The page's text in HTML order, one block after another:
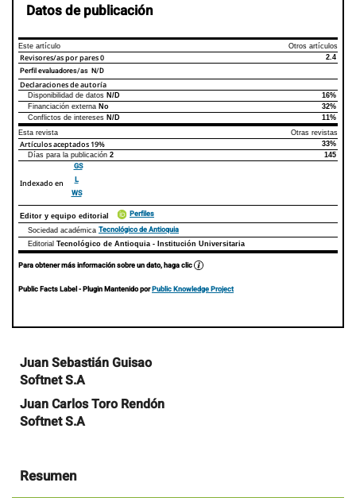
Datos de publicación
Este artículo Otros artículos
Revisores/as por pares0 2.4
Perfil evaluadores/as N/D
Declaraciones de autoría
Declaraciones de autoríaEste artículo
Disponibilidad de datos N/D
16%
Financiación externa No
32%
Conflictos de intereses N/D
11%
Esta revista
Otras revistas
Artículos aceptados 19%
33%
Días para la publicación 2 145
Indexado en
GS
L
WS
Editor y equipo editorial Perfiles
Sociedad académica Tecnológico de Antioquia
Editorial Tecnológico de Antioquia - Institución Universitaria
Para obtener más información sobre un dato, haga clic
Public Facts Label- Plugin Mantenido porPublic Knowledge Project
Contenido
principal
del
artículo
Juan Sebastián Guisao
Softnet S.A
Juan Carlos Toro Rendón
Softnet S.A
Resumen